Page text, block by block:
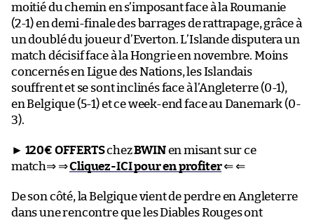
moitié du chemin en s’imposant face à la Roumanie
(2-1) en demi-finale des barrages de rattrapage, grâce à
un doublé du joueur d’Everton. L’Islande disputera un
match décisif face à la Hongrie en novembre. Moins
concernés en Ligue des Nations, les Islandais
souffrent et se sont inclinés face à l’Angleterre (0-1),
en Belgique (5-1) et ce week-end face au Danemark (0-
3).
► 120€ OFFERTSchezBWINen misant sur ce
match⇒ ⇒Cliquez-ICI pour en profiter⇐ ⇐
De son côté, la Belgique vient de perdre en Angleterre
dans une rencontre que les Diables Rouges ont